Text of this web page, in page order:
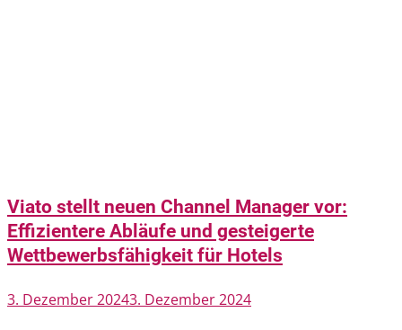
Viato stellt neuen Channel Manager vor:
Effizientere Abläufe und gesteigerte
Wettbewerbsfähigkeit für Hotels
3. Dezember 20243. Dezember 2024